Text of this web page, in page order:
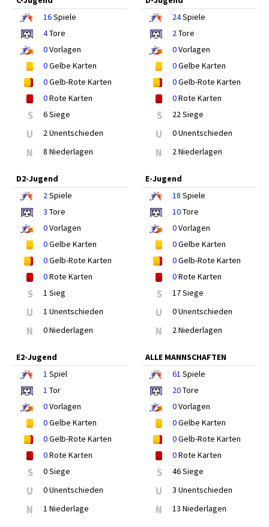
16Spiele
4Tore
0Vorlagen
0Gelbe Karten
0Gelb-Rote Karten
0Rote Karten
S 6 Siege
U 2 Unentschieden
N 8 Niederlagen
24Spiele
2Tore
0Vorlagen
0Gelbe Karten
0Gelb-Rote Karten
0Rote Karten
S 22 Siege
U 0 Unentschieden
N 2 Niederlagen
D2-Jugend
2Spiele
3 Tore
0Vorlagen
0Gelbe Karten
0Gelb-Rote Karten
0Rote Karten
S 1 Sieg
U 1 Unentschieden
N 0 Niederlagen
E-Jugend
18 Spiele
10Tore
0Vorlagen
0Gelbe Karten
0Gelb-Rote Karten
0Rote Karten
S 17 Siege
U 0 Unentschieden
N 2 Niederlagen
E2-Jugend
1 Spiel
1 Tor
0Vorlagen
0Gelbe Karten
0Gelb-Rote Karten
0Rote Karten
S 0 Siege
U 0 Unentschieden
N 1 Niederlage
ALLE MANNSCHAFTEN
61 Spiele
20Tore
0Vorlagen
0Gelbe Karten
0Gelb-Rote Karten
0Rote Karten
S 46 Siege
U 3 Unentschieden
N 13 Niederlagen